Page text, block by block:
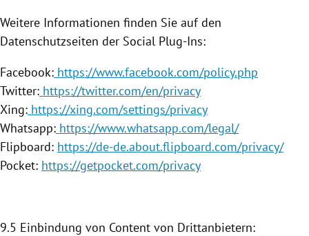
Weitere Informationen finden Sie auf den
Datenschutzseiten der Social Plug-Ins:
Facebook: https://www.facebook.com/policy.php
Twitter: https://twitter.com/en/privacy
Xing: https://xing.com/settings/privacy
Whatsapp: https://www.whatsapp.com/legal/
Flipboard: https://de-de.about.flipboard.com/privacy/
Pocket: https://getpocket.com/privacy
9.5 Einbindung von Content von Drittanbietern: